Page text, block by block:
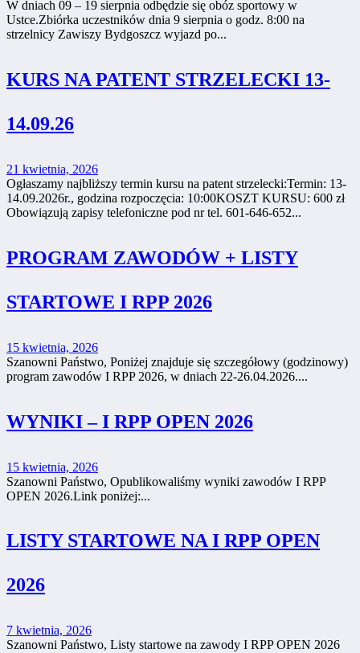
W dniach 09 – 19 sierpnia odbędzie się obóz sportowy w
Ustce.Zbiórka uczestników dnia 9 sierpnia o godz. 8:00 na
strzelnicy Zawiszy Bydgoszcz wyjazd po...
KURS NA PATENT STRZELECKI 13-
14.09.26
21 kwietnia, 2026
Ogłaszamy najbliższy termin kursu na patent strzelecki:Termin: 13-
14.09.2026r., godzina rozpoczęcia: 10:00KOSZT KURSU: 600 zł
Obowiązują zapisy telefoniczne pod nr tel. 601-646-652...
PROGRAM ZAWODÓW + LISTY
STARTOWE I RPP 2026
15 kwietnia, 2026
Szanowni Państwo, Poniżej znajduje się szczegółowy (godzinowy)
program zawodów I RPP 2026, w dniach 22-26.04.2026....
WYNIKI – I RPP OPEN 2026
15 kwietnia, 2026
Szanowni Państwo, Opublikowaliśmy wyniki zawodów I RPP
OPEN 2026.Link poniżej:...
LISTY STARTOWE NA I RPP OPEN
2026
7 kwietnia, 2026
Szanowni Państwo, Listy startowe na zawody I RPP OPEN 2026